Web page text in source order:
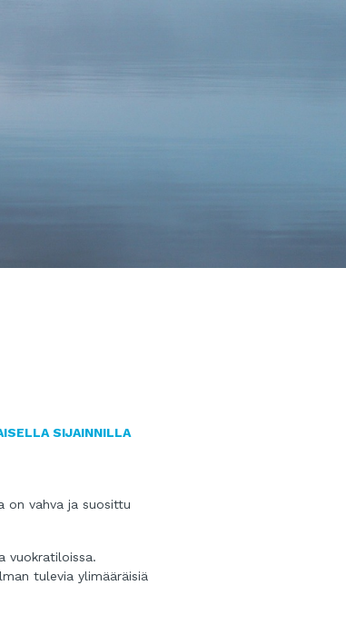
SIJAINNILLA
on vahva ja suosittu
vuokratiloissa.
tulevia ylimääräisiä